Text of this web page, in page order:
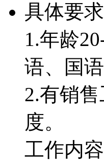
具体要
1.年龄
语、国语
2.有销
度。
工作内容